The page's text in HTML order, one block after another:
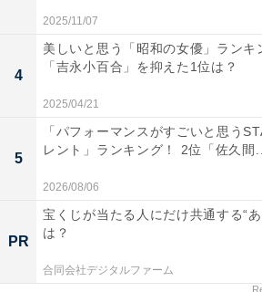
1位：桔梗信玄餅（桔梗屋）／
堂々の1位は、桔梗屋の「桔梗信玄
をまぶした柔らかいもちに黒蜜をか
餅は、手土産や贈答用にも喜ばれる
ョン商品も多く、全国的に知名度が
かるという人も多いかもしれません
回答者のコメントを見ると「信玄餅
め放題に行きたいと思っていたから
2025/11/07
4
美しいと思う「昭和の女優」ランキ
「吉永小百合」を抑えた1位は？
2025/04/21
5
「パフォーマンスがすごいと思う
レント」ランキング！ 2位「佐久間...
2026/08/06
PR
宝くじが当たる人にだけ共通する“あ
は？
合同会社デジタルファーム